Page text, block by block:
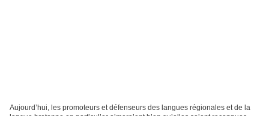
Aujourd’hui, les promoteurs et défenseurs des langues régionales et de la